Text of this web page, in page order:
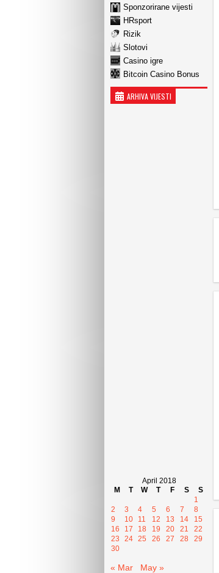
Sponzorirane vijesti
HRsport
Rizik
Slotovi
Casino igre
Bitcoin Casino Bonus
ARHIVA VIJESTI
April 2018
M
T W T F S
S
1
2
3 4 5 6 7
8
9
10 11 12 13 14
15
16
17 18 19 20 21
22
23
24 25 26 27 28
29
30
« Mar May »